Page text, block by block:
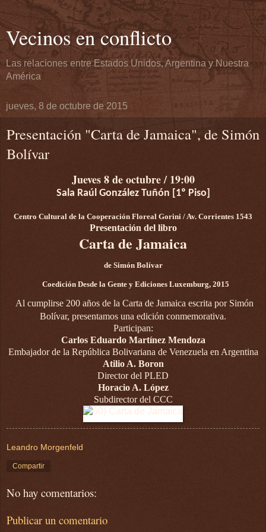
Vecinos en conflicto
Las relaciones entre Estados Unidos, Argentina y Nuestra
América
jueves, 8 de octubre de 2015
Presentación "Carta de Jamaica", de Simón
Bolívar
Jueves 8 de octubre / 19:00
Sala Raúl González Tuñón [1º Piso]
Centro Cultural de la Cooperación Floreal Gorini / Av. Corrientes 1543
Presentación del libro
Carta de Jamaica
de Simón Bolívar
Coedición Desde la Gente y Ediciones Luxemburg, 2015
Al cumplirse 200 años de la Carta de Jamaica escrita por Simón
Bolívar, presentamos una edición conmemorativa.
Participan:
Carlos Eduardo Martínez Mendoza
Embajador de la República Bolivariana de Venezuela en Argentina
Atilio A. Boron
Director del PLED
Horacio A. López
Subdirector del CCC
Leandro Morgenfeld
Compartir
No hay comentarios:
Publicar un comentario